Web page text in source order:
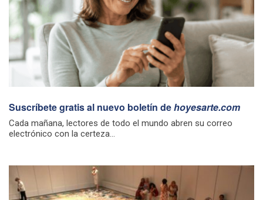
Suscríbete gratis al nuevo boletín dehoyesarte.com
Cada mañana, lectores de todo el mundo abren su correo
electrónico con la certeza...